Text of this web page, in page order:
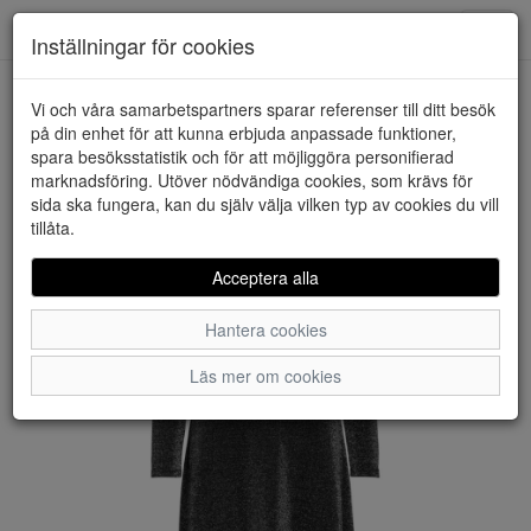
HEM JACQUELINE DE YONG
Inställningar för cookies
Vi och våra samarbetspartners sparar referenser till ditt besök
på din enhet för att kunna erbjuda anpassade funktioner,
spara besöksstatistik och för att möjliggöra personifierad
marknadsföring. Utöver nödvändiga cookies, som krävs för
sida ska fungera, kan du själv välja vilken typ av cookies du vill
tillåta.
Acceptera alla
Hantera cookies
Läs mer om cookies